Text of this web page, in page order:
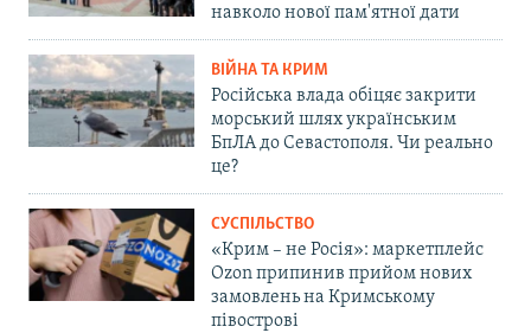
навколо нової пам'ятної дати
ВІЙНА ТА КРИМ
Російська влада обіцяє закрити
морський шлях українським
БпЛА до Севастополя. Чи реально
це?
СУСПІЛЬСТВО
«Крим – не Росія»: маркетплейс
Ozon припинив прийом нових
замовлень на Кримському
півострові